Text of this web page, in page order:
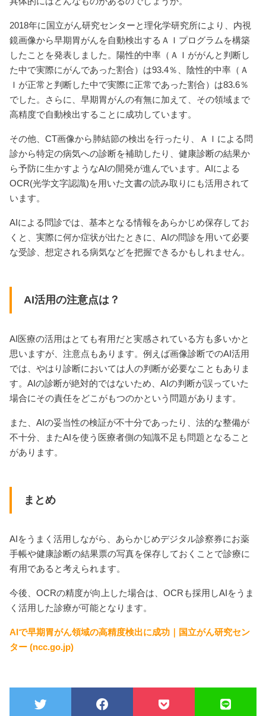
2018年に国立がん研究センターと理化学研究所により、内視
鏡画像から早期胃がんを自動検出するＡＩプログラムを構築
したことを発表しました。陽性的中率（ＡＩががんと判断し
た中で実際にがんであった割合）は93.4％、陰性的中率（Ａ
Ｉが正常と判断した中で実際に正常であった割合）は83.6％
でした。さらに、早期胃がんの有無に加えて、その領域まで
高精度で自動検出することに成功しています。
その他、CT画像から肺結節の検出を行ったり、ＡＩによる問
診から特定の病気への診断を補助したり、健康診断の結果か
ら予防に生かすようなAIの開発が進んでいます。AIによる
OCR(光学文字認識)を用いた文書の読み取りにも活用されて
います。
AIによる問診では、基本となる情報をあらかじめ保存してお
くと、実際に何か症状が出たときに、AIの問診を用いて必要
な受診、想定される病気などを把握できるかもしれません。
AI活用の注意点は？
AI医療の活用はとても有用だと実感されている方も多いかと
思いますが、注意点もあります。例えば画像診断でのAI活用
では、やはり診断においては人の判断が必要なこともありま
す。AIの診断が絶対的ではないため、AIの判断が誤っていた
場合にその責任をどこがもつのかという問題があります。
また、AIの妥当性の検証が不十分であったり、法的な整備が
不十分、またAIを使う医療者側の知識不足も問題となること
があります。
まとめ
AIをうまく活用しながら、あらかじめデジタル診察券にお薬
手帳や健康診断の結果票の写真を保存しておくことで診療に
有用であると考えられます。
今後、OCRの精度が向上した場合は、OCRも採用しAIをうま
く活用した診療が可能となります。
AIで早期胃がん領域の高精度検出に成功｜国立がん研究セン
ター (ncc.go.jp)